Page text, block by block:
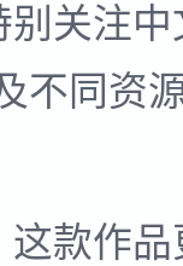
关注
不同资
这款作